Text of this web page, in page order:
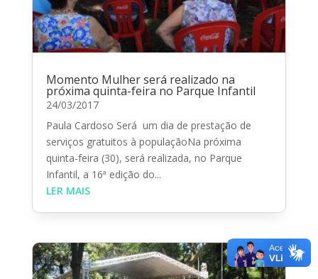
Momento Mulher será realizado na
próxima quinta-feira no Parque Infantil
24/03/2017
Paula Cardoso Será um dia de prestação de
serviços gratuitos à populaçãoNa próxima
quinta-feira (30), será realizada, no Parque
Infantil, a 16ª edição do...
LER MAIS